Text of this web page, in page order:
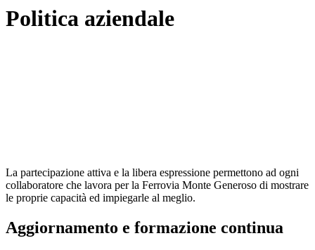
Politica aziendale
La partecipazione attiva e la libera espressione permettono ad ogni
collaboratore che lavora per la Ferrovia Monte Generoso di mostrare
le proprie capacità ed impiegarle al meglio.
Aggiornamento e formazione continua